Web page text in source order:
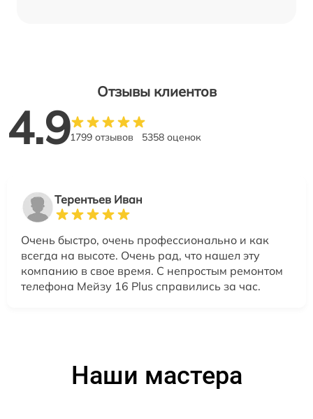
Отзывы клиентов
4.91799 отзывов 5358 оценок
Терентьев Иван
Очень быстро, очень профессионально и как
всегда на высоте. Очень рад, что нашел эту
компанию в свое время. С непростым ремонтом
телефона Мейзу 16 Plus справились за час.
Наши мастера